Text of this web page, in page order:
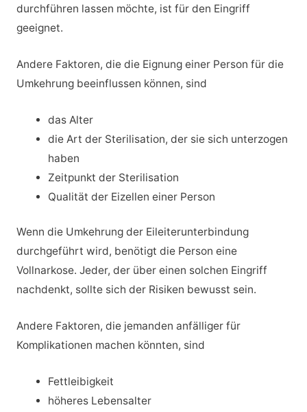
durchführen lassen möchte, ist für den Eingriff
geeignet.
Andere Faktoren, die die Eignung einer Person für die
Umkehrung beeinflussen können, sind
das Alter
die Art der Sterilisation, der sie sich unterzogen
haben
Zeitpunkt der Sterilisation
Qualität der Eizellen einer Person
Wenn die Umkehrung der Eileiterunterbindung
durchgeführt wird, benötigt die Person eine
Vollnarkose. Jeder, der über einen solchen Eingriff
nachdenkt, sollte sich der Risiken bewusst sein.
Andere Faktoren, die jemanden anfälliger für
Komplikationen machen könnten, sind
Fettleibigkeit
höheres Lebensalter